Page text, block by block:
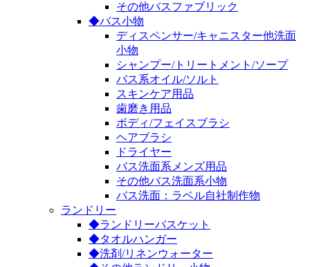
その他バスファブリック
◆バス小物
ディスペンサー/キャニスター他洗面
小物
シャンプー/トリートメント/ソープ
バス系オイル/ソルト
スキンケア用品
歯磨き用品
ボディ/フェイスブラシ
ヘアブラシ
ドライヤー
バス洗面系メンズ用品
その他バス洗面系小物
バス洗面：ラベル自社制作物
ランドリー
◆ランドリーバスケット
◆タオルハンガー
◆洗剤/リネンウォーター